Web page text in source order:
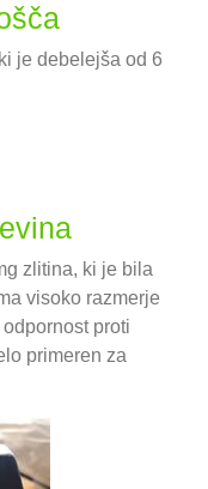
je debelejša od 6
zlitina, ki je bila
visoko razmerje
proti
primeren za